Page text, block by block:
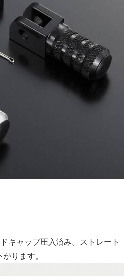
キャップ圧入済み。ストレート
ります。